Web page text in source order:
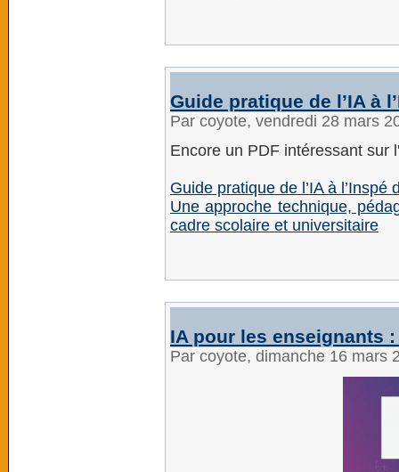
Guide pratique de l’IA à
Par coyote, vendredi 28 mars
Encore un PDF intéressant sur
Guide pratique de l’IA à l’Inspé
Une approche technique,
cadre scolaire et universitaire
IA pour les enseignants
Par coyote, dimanche 16 mars